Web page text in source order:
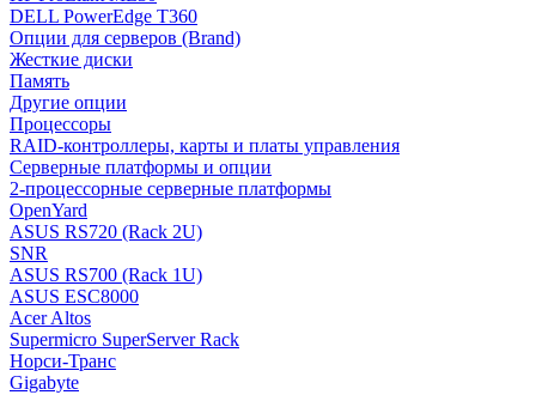
DELL PowerEdge T360
Опции для серверов (Brand)
Жесткие диски
Память
Другие опции
Процессоры
RAID-контроллеры, карты и платы управления
Серверные платформы и опции
2-процессорные серверные платформы
OpenYard
ASUS RS720 (Rack 2U)
SNR
ASUS RS700 (Rack 1U)
ASUS ESC8000
Acer Altos
Supermicro SuperServer Rack
Норси-Транс
Gigabyte